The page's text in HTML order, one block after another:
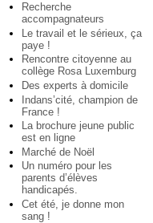
Recherche
accompagnateurs
Le travail et le sérieux, ça
paye !
Rencontre citoyenne au
collège Rosa Luxemburg
Des experts à domicile
Indans’cité, champion de
France !
La brochure jeune public
est en ligne
Marché de Noël
Un numéro pour les
parents d’élèves
handicapés.
Cet été, je donne mon
sang !